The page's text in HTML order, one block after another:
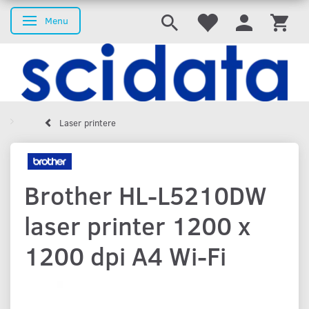
Skifte navigation
Menu
Laser printere
Brother HL-L5210DW
laser printer 1200 x
1200 dpi A4 Wi-Fi